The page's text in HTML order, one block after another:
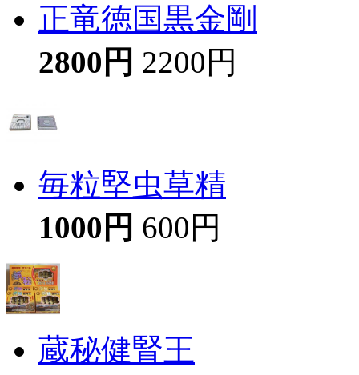
正竜徳国黒金剛
2800円 2200円
毎粒堅虫草精
1000円 600円
蔵秘健腎王